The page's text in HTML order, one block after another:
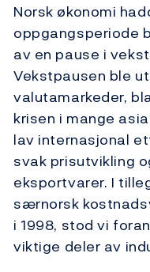
Norsk økonomi
oppgangsperiode
av en pause i
Vekstpausen ble
valutamarkeder,
krisen i mange
lav internasjonal
svak prisutvikling
eksportvarer. I
særnorsk
i 1998, stod vi
viktige deler av